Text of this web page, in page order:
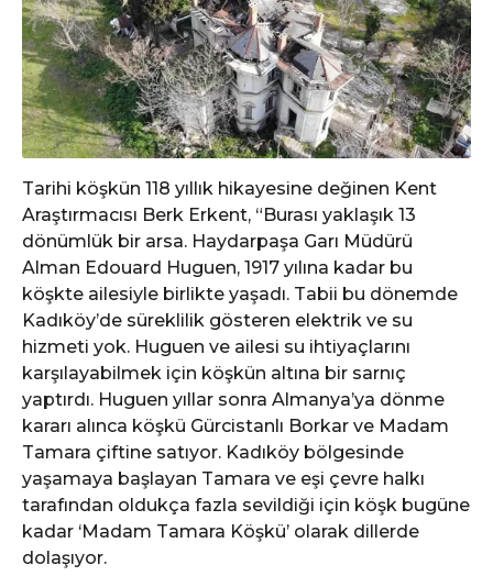
Tarihi köşkün 118 yıllık hikayesine değinen Kent
Araştırmacısı Berk Erkent, “Burası yaklaşık 13
dönümlük bir arsa. Haydarpaşa Garı Müdürü
Alman Edouard Huguen, 1917 yılına kadar bu
köşkte ailesiyle birlikte yaşadı. Tabii bu dönemde
Kadıköy’de süreklilik gösteren elektrik ve su
hizmeti yok. Huguen ve ailesi su ihtiyaçlarını
karşılayabilmek için köşkün altına bir sarnıç
yaptırdı. Huguen yıllar sonra Almanya’ya dönme
kararı alınca köşkü Gürcistanlı Borkar ve Madam
Tamara çiftine satıyor. Kadıköy bölgesinde
yaşamaya başlayan Tamara ve eşi çevre halkı
tarafından oldukça fazla sevildiği için köşk bugüne
kadar ‘Madam Tamara Köşkü’ olarak dillerde
dolaşıyor.